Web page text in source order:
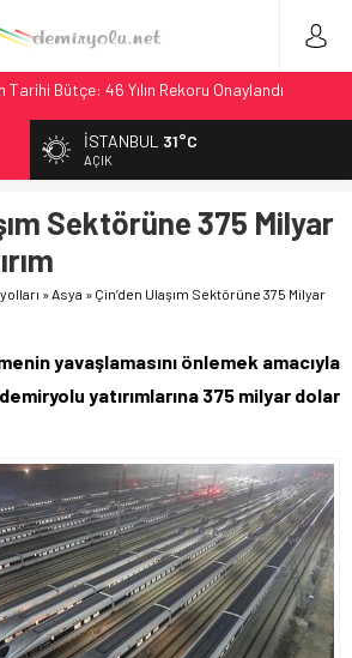
Tarihi Bütçe: 46 Yılın Rekoru Onaylandı
Güneş Enerjili Tesisten İlk Rayı Sevk Etti
Dahil 4 Üniversiteyle Araştırma
Başlattı
58 Milyon Dolarlık Yeşil Yatırım Ödülü
Polisi BVLOS Drone’larla Müdahale
İSTANBUL 31°C
AÇIK
Sektörüne 375 Milyar
»Asya » Çin’den Ulaşım Sektörüne 375 Milyar
yavaşlamasını önlemek amacıyla
yatırımlarına 375 milyar dolar